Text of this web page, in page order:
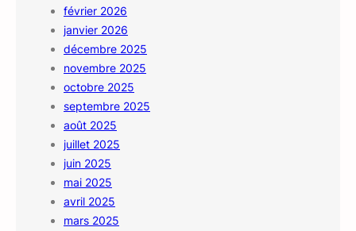
février 2026
janvier 2026
décembre 2025
novembre 2025
octobre 2025
septembre 2025
août 2025
juillet 2025
juin 2025
mai 2025
avril 2025
mars 2025